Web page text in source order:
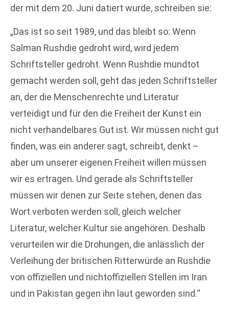
der mit dem 20. Juni datiert wurde, schreiben sie:
„Das ist so seit 1989, und das bleibt so: Wenn
Salman Rushdie gedroht wird, wird jedem
Schriftsteller gedroht. Wenn Rushdie mundtot
gemacht werden soll, geht das jeden Schriftsteller
an, der die Menschenrechte und Literatur
verteidigt und für den die Freiheit der Kunst ein
nicht verhandelbares Gut ist. Wir müssen nicht gut
finden, was ein anderer sagt, schreibt, denkt –
aber um unserer eigenen Freiheit willen müssen
wir es ertragen. Und gerade als Schriftsteller
müssen wir denen zur Seite stehen, denen das
Wort verboten werden soll, gleich welcher
Literatur, welcher Kultur sie angehören. Deshalb
verurteilen wir die Drohungen, die anlässlich der
Verleihung der britischen Ritterwürde an Rushdie
von offiziellen und nichtoffiziellen Stellen im Iran
und in Pakistan gegen ihn laut geworden sind.“